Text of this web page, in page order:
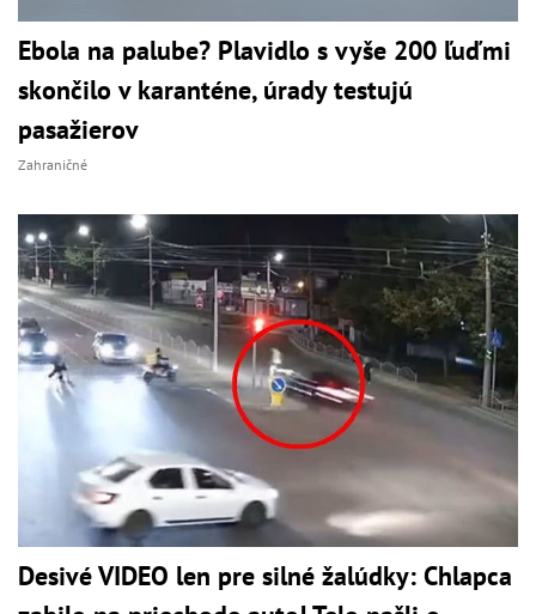
Ebola na palube? Plavidlo s vyše 200 ľuďmi
skončilo v karanténe, úrady testujú
pasažierov
Zahraničné
Desivé VIDEO len pre silné žalúdky: Chlapca